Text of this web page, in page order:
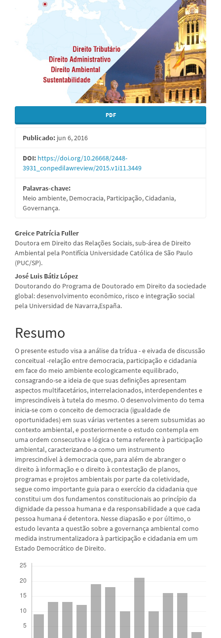
PDF
Publicado: jun 6, 2016
DOI: https://doi.org/10.26668/2448-
3931_conpedilawreview/2015.v1i11.3449
Palavras-chave:
Meio ambiente, Democracia, Participação, Cidadania,
Governança.
Conteúdo
do
artigo
principal
Greice Patrícia Fuller
Doutora em Direito das Relações Sociais, sub-área de Direito
Ambiental pela Pontifícia Universidade Católica de São Paulo
(PUC/SP).
José Luis Bátiz López
Doutorando do Programa de Doutorado em Direito da sociedade
global: desenvolvimento econômico, risco e integração social
pela Universidad de Navarra,España.
Resumo
O presente estudo visa a análise da trídua - e eivada de discussão
conceitual -relação entre democracia, participação e cidadania
em face do meio ambiente ecologicamente equilibrado,
consagrando-se a ideia de que suas definições apresentam
aspectos multifacetários, interrelacionados, interdependentes e
imprescindíveis à tutela do mesmo. O desenvolvimento do tema
inicia-se com o conceito de democracia (igualdade de
oportunidades) em suas várias vertentes a serem subsumidas ao
contexto ambiental, e posteriormente o estudo contempla em
uma ordem consecutiva e lógica o tema referente à participação
ambiental, caracterizando-a como um instrumento
imprescindível à democracia que, para além de abranger o
direito à informação e o direito à contestação de planos,
programas e projetos ambientais por parte da coletividade,
segue como importante guia para o exercício da cidadania que
constitui um dos fundamentos constitucionais ao princípio da
dignidade da pessoa humana e da responsabilidade a que cada
pessoa humana é detentora. Nesse diapasão e por último, o
estudo levanta a questão sobre a governança ambiental como
medida instrumentalizadora à participação e cidadania em um
Estado Democrático de Direito.